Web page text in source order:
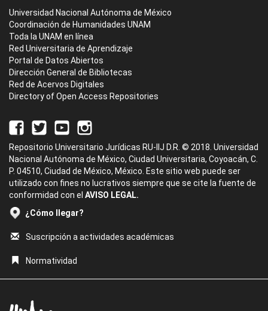
Universidad Nacional Autónoma de México
Coordinación de Humanidades UNAM
Toda la UNAM en línea
Red Universitaria de Aprendizaje
Portal de Datos Abiertos
Dirección General de Bibliotecas
Red de Acervos Digitales
Directory of Open Access Repositories
Repositorio Universitario Jurídicas RU-IIJ D.R. © 2018. Universidad
Nacional Autónoma de México, Ciudad Universitaria, Coyoacán, C.
P. 04510, Ciudad de México, México. Este sitio web puede ser
utilizado con fines no lucrativos siempre que se cite la fuente de
conformidad con el AVISO LEGAL.
¿Cómo llegar?
Suscripción a actividades académicas
Normatividad